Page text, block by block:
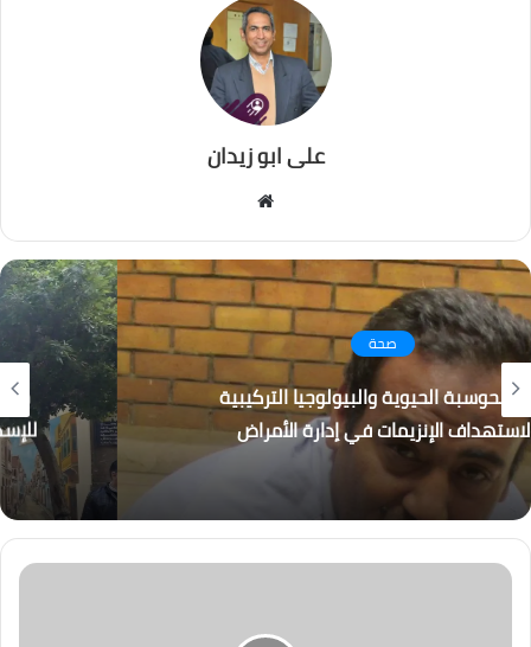
على ابو زيدان
الأخبار
حبيس الأدراج .. مشروع لـ شباب المستقبل يعيد
للإسكندرية رونقها بتمويل خارج الموازنة العامة